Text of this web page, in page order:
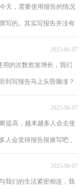
天，需要使用报告的情况
写的。其实写报告并没有
2025-06-07
的次数愈发增长，我们
到写报告马上头昏脑涨？
2025-06-07
提高，越来越多人会去使
人会觉得报告很难写吧，
2025-06-07
我们的生活紧密相连，我